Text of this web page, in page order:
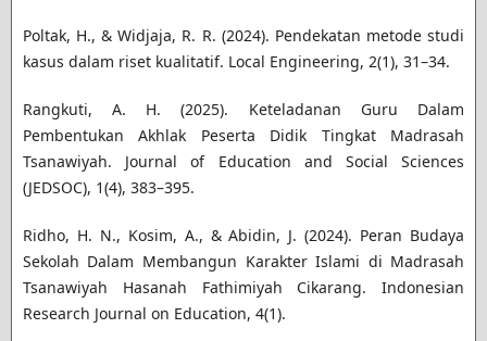
Poltak, H., & Widjaja, R. R. (2024). Pendekatan metode studi
kasus dalam riset kualitatif. Local Engineering, 2(1), 31–34.
Rangkuti, A. H. (2025). Keteladanan Guru Dalam
Pembentukan Akhlak Peserta Didik Tingkat Madrasah
Tsanawiyah. Journal of Education and Social Sciences
(JEDSOC), 1(4), 383–395.
Ridho, H. N., Kosim, A., & Abidin, J. (2024). Peran Budaya
Sekolah Dalam Membangun Karakter Islami di Madrasah
Tsanawiyah Hasanah Fathimiyah Cikarang. Indonesian
Research Journal on Education, 4(1).